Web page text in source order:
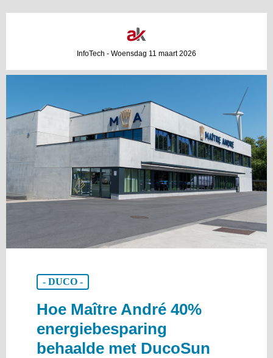
InfoTech - Woensdag 11 maart 2026
- DUCO -
Hoe Maître André 40%
energiebesparing
behaalde met DucoSun